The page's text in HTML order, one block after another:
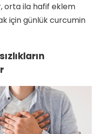
orta ila hafif eklem
için günlük curcumin